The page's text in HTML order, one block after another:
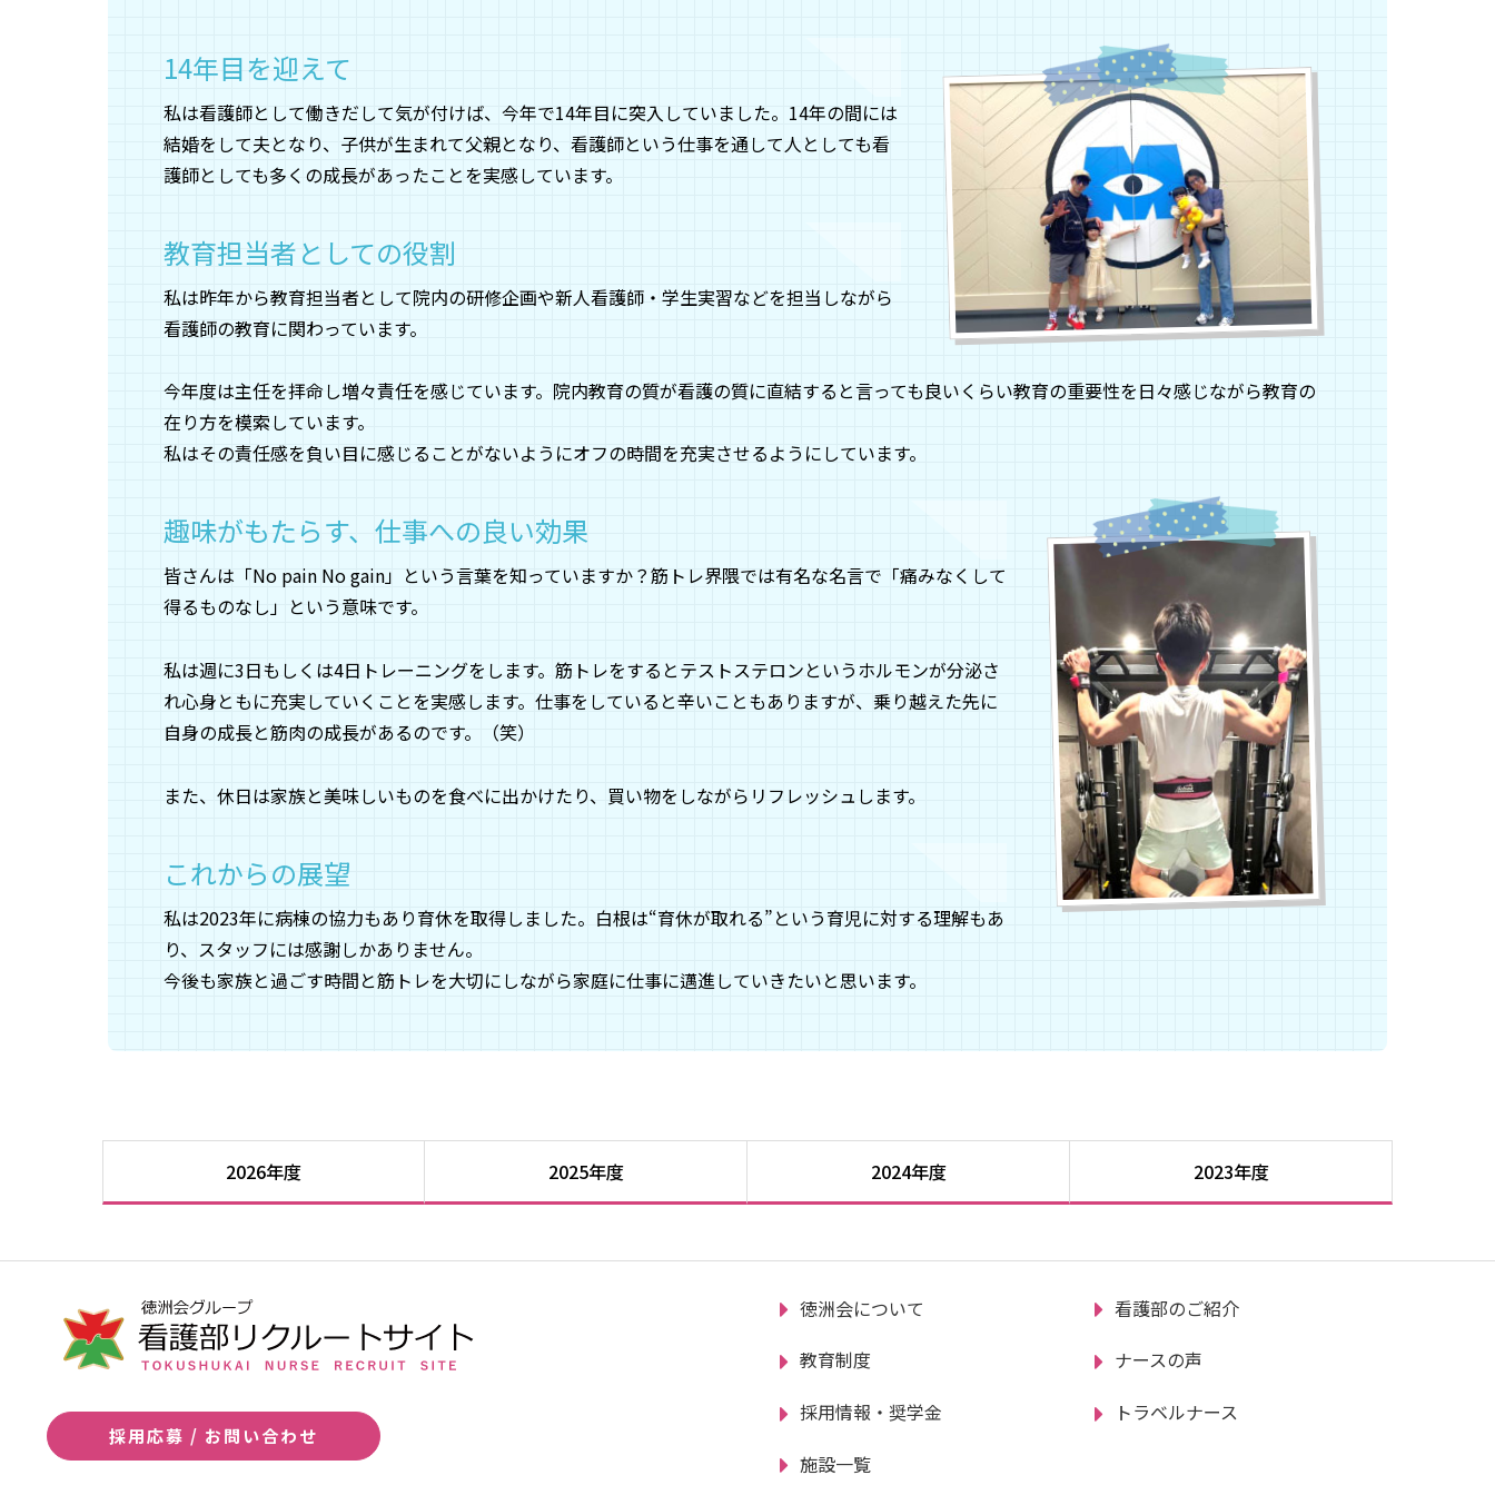
14年目を迎えて
私は看護師として働きだして気が付けば、今年で14年目に突入していました。14年の間には
結婚をして夫となり、子供が生まれて父親となり、看護師という仕事を通して人としても看
護師としても多くの成長があったことを実感しています。
教育担当者としての役割
私は昨年から教育担当者として院内の研修企画や新人看護師・学生実習などを担当しながら
看護師の教育に関わっています。
今年度は主任を拝命し増々責任を感じています。院内教育の質が看護の質に直結すると言っても良いくらい教育の重要性を日々感じながら教育の
在り方を模索しています。
私はその責任感を負い目に感じることがないようにオフの時間を充実させるようにしています。
趣味がもたらす、仕事への良い効果
皆さんは「No pain No gain」という言葉を知っていますか？筋トレ界隈では有名な名言で「痛みなくして
得るものなし」という意味です。
私は週に3日もしくは4日トレーニングをします。筋トレをするとテストステロンというホルモンが分泌さ
れ心身ともに充実していくことを実感します。仕事をしていると辛いこともありますが、乗り越えた先に
自身の成長と筋肉の成長があるのです。（笑）
また、休日は家族と美味しいものを食べに出かけたり、買い物をしながらリフレッシュします。
これからの展望
私は2023年に病棟の協力もあり育休を取得しました。白根は“育休が取れる”という育児に対する理解もあ
り、スタッフには感謝しかありません。
今後も家族と過ごす時間と筋トレを大切にしながら家庭に仕事に邁進していきたいと思います。
2026年度 2025年度 2024年度 2023年度
採用応募 / お問い合わせ
徳洲会について
看護部のご紹介
教育制度
ナースの声
採用情報・奨学金
トラベルナース
施設一覧